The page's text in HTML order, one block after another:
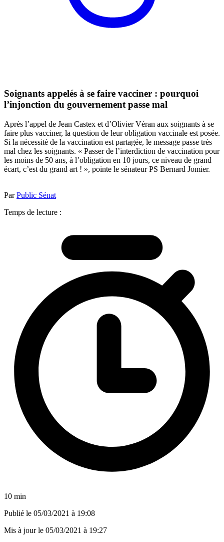
Soignants appelés à se faire vacciner : pourquoi
l’injonction du gouvernement passe mal
Après l’appel de Jean Castex et d’Olivier Véran aux soignants à se
faire plus vacciner, la question de leur obligation vaccinale est posée.
Si la nécessité de la vaccination est partagée, le message passe très
mal chez les soignants. « Passer de l’interdiction de vaccination pour
les moins de 50 ans, à l’obligation en 10 jours, ce niveau de grand
écart, c’est du grand art ! », pointe le sénateur PS Bernard Jomier.
ParPublic Sénat
Temps de lecture :
10 min
Publié le 05/03/2021 à 19:08
Mis à jour le 05/03/2021 à 19:27